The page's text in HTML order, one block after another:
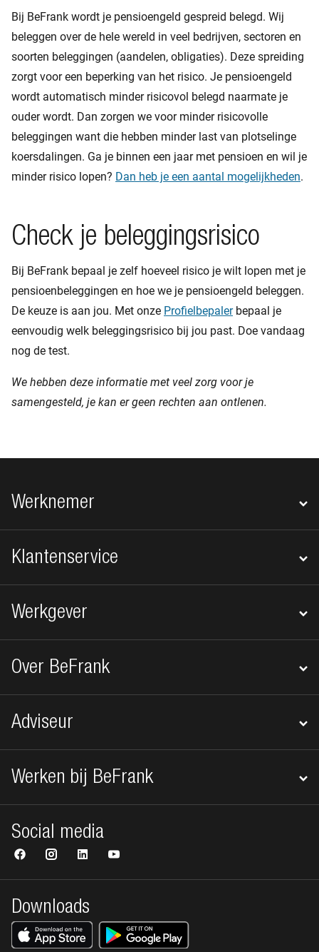
Bij BeFrank wordt je pensioengeld gespreid belegd. Wij
beleggen over de hele wereld in veel bedrijven, sectoren en
soorten beleggingen (aandelen, obligaties). Deze spreiding
zorgt voor een beperking van het risico. Je pensioengeld
wordt automatisch minder risicovol belegd naarmate je
ouder wordt. Dan zorgen we voor minder risicovolle
beleggingen want die hebben minder last van plotselinge
koersdalingen. Ga je binnen een jaar met pensioen en wil je
minder risico lopen? Dan heb je een aantal mogelijkheden.
Check je beleggingsrisico
Bij BeFrank bepaal je zelf hoeveel risico je wilt lopen met je
pensioenbeleggingen en hoe we je pensioengeld beleggen.
De keuze is aan jou. Met onze Profielbepalerbepaal je
eenvoudig welk beleggingsrisico bij jou past. Doe vandaag
nog de test.
We hebben deze informatie met veel zorg voor je
samengesteld, je kan er geen rechten aan ontlenen.
Footer navigatie
Werknemer
Klantenservice
Werkgever
Over BeFrank
Adviseur
Werken bij BeFrank
Downloads
Social media